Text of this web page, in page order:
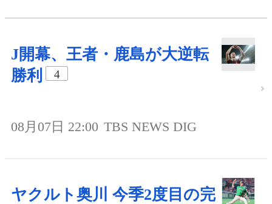
J開幕、王者・鹿島が大逆転
勝利
4
08月07日 22:00 TBS NEWS DIG
ヤクルト奥川 今季2度目の完